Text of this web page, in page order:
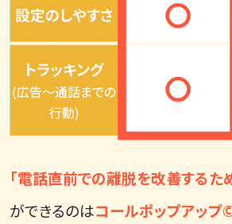
「電話直前での離脱を改善するた
ができるのはコールポップアップ©